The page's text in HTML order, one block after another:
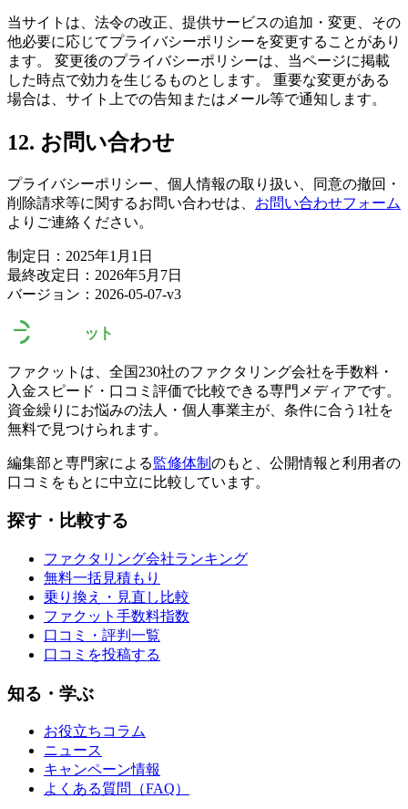
当サイトは、法令の改正、提供サービスの追加・変更、その
他必要に応じてプライバシーポリシーを変更することがあり
ます。 変更後のプライバシーポリシーは、当ページに掲載
した時点で効力を生じるものとします。 重要な変更がある
場合は、サイト上での告知またはメール等で通知します。
12. お問い合わせ
プライバシーポリシー、個人情報の取り扱い、同意の撤回・
削除請求等に関するお問い合わせは、 お問い合わせフォーム
よりご連絡ください。
制定日：2025年1月1日
最終改定日：2026年5月7日
バージョン：2026-05-07-v3
ファクットは、全国230社のファクタリング会社を手数料・
入金スピード・口コミ評価で比較できる専門メディアです。
資金繰りにお悩みの法人・個人事業主が、条件に合う1社を
無料で見つけられます。
編集部と専門家による監修体制 のもと、公開情報と利用者の
口コミをもとに中立に比較しています。
探す・比較する
ファクタリング会社ランキング
無料一括見積もり
乗り換え・見直し比較
ファクット手数料指数
口コミ・評判一覧
口コミを投稿する
知る・学ぶ
お役立ちコラム
ニュース
キャンペーン情報
よくある質問（FAQ）